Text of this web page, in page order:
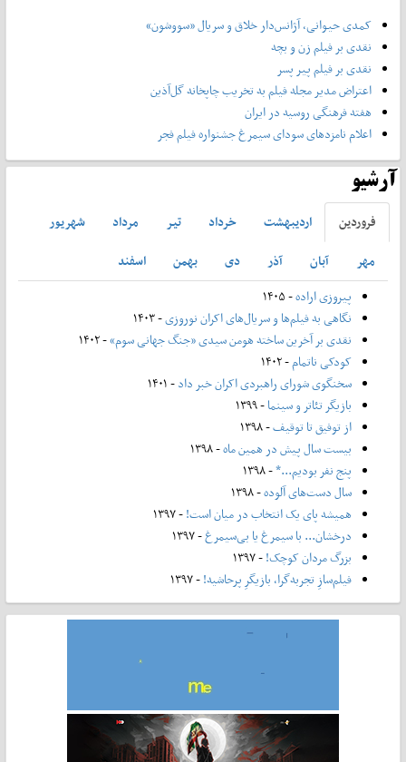
کمدی حیوانی، آژانس‌دار خلاق و سریال «سووشون»
نقدی بر فیلم زن و بچه
نقدی بر فیلم پیر پسر
اعتراض مدیر مجله فیلم به تخریب چاپخانه گل‌آذین
هفته فرهنگی روسیه در ایران
اعلام نامزدهای سودای سیمرغ جشنواره فیلم فجر
آرشیو
فروردين ارديبهشت خرداد تير مرداد
شهريور
مهر
آبان آذر دی بهمن
اسفند
پیروزی اراده- ۱۴۰۵
نگاهی به فیلم‌ها و سریال‌های اکران نوروزی- ۱۴۰۳
نقدی بر آخرین ساخته هومن سیدی «جنگ جهانی سوم»- ۱۴۰۲
کودکی ناتمام- ۱۴۰۲
سخنگوی شورای راهبردی اکران خبر داد- ۱۴۰۱
بازیگر تئاتر و سینما- ۱۳۹۹
از توفیق تا توقیف- ۱۳۹۸
بیست سال پیش در همین ماه- ۱۳۹۸
پنج نفر بودیم...*- ۱۳۹۸
سال دست‌های آلوده- ۱۳۹۸
همیشه پای یک انتخاب در میان است!- ۱۳۹۷
درخشان... با سیمرغ یا بی‌سیمرغ- ۱۳۹۷
بزرگ مردان کوچک!- ۱۳۹۷
فیلم‌سازِ تجربه‌گرا، بازیگرِ پرحاشیه!- ۱۳۹۷